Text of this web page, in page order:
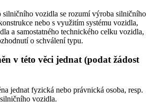
vozidla se rozumí výroba silničního
nebo s využitím systému vozidla,
a samostatného technického celku vozidla,
o schválení typu.
v této věci jednat (podat žádost
jednat fyzická nebo právnická osoba, resp.
vozidla.